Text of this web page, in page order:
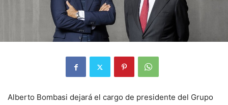
Alberto Bombasi dejará el cargo de presidente del Grupo